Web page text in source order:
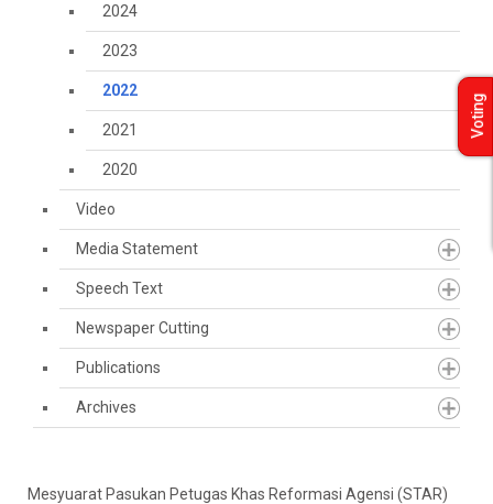
2024
2023
2022
2021
2020
Video
Media Statement
Speech Text
Newspaper Cutting
Publications
Archives
Mesyuarat Pasukan Petugas Khas Reformasi Agensi (STAR)
Voting